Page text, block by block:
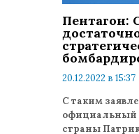
Пентагон:
20.12.2022 в 15:37
С таким
официальный
страны